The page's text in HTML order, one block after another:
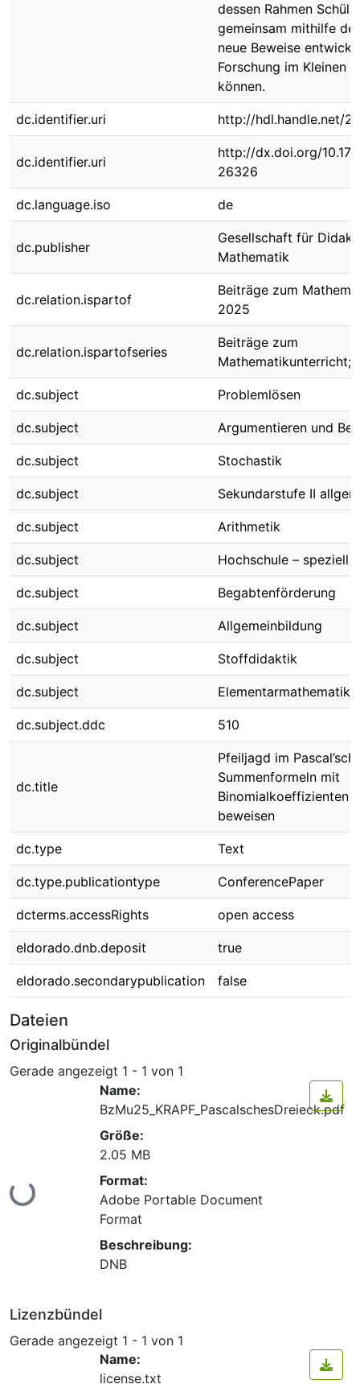
dessen Rahmen
gemeinsam mithilfe
neue Beweise
Forschung im Kleinen
können.
dc.identifier.uri http://hdl.handle.net/
dc.identifier.uri
http://dx.doi.org/
26326
dc.language.iso de
dc.publisher
Gesellschaft für
Mathematik
dc.relation.ispartof
Beiträge zum
2025
dc.relation.ispartofseries
Beiträge zum
Mathematikunterricht;
dc.subject Problemlösen
dc.subject Argumentieren und
dc.subject Stochastik
dc.subject Sekundarstufe II
dc.subject Arithmetik
dc.subject Hochschule – speziell
dc.subject Begabtenförderung
dc.subject Allgemeinbildung
dc.subject Stoffdidaktik
dc.subject Elementarmathematik
dc.subject.ddc 510
dc.title
Pfeiljagd im
Summenformeln mit
Binomialkoeffizienten
beweisen
dc.type Text
dc.type.publicationtype ConferencePaper
dcterms.accessRights open access
eldorado.dnb.deposit true
eldorado.secondarypublication false
Dateien
Originalbündel
Gerade angezeigt 1 - 1 von 1
Lade...
Name:
BzMu25_KRAPF_PascalschesDreieck.pdf
Größe:
2.05 MB
Format:
Adobe Portable Document
Format
Beschreibung:
DNB
Lizenzbündel
Gerade angezeigt 1 - 1 von 1
Name:
license.txt